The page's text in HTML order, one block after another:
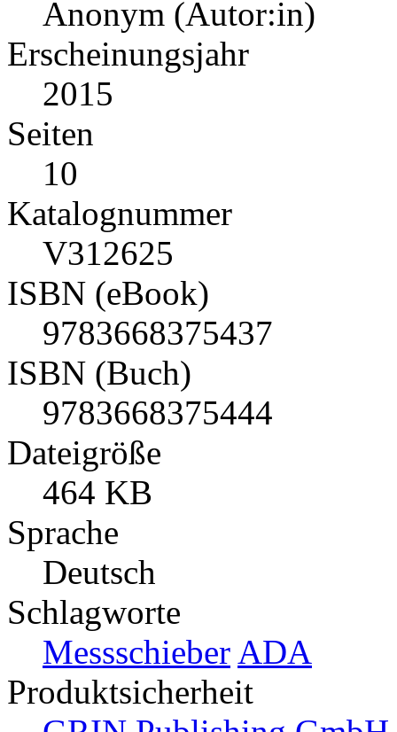
Anonym (Autor:in)
Erscheinungsjahr
2015
Seiten
10
Katalognummer
V312625
ISBN (eBook)
9783668375437
ISBN (Buch)
9783668375444
Dateigröße
464 KB
Sprache
Deutsch
Schlagworte
Messschieber ADA
Produktsicherheit